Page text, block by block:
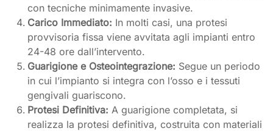
con tecniche minimamente invasive.
Carico Immediato: In molti casi, una protesi
provvisoria fissa viene avvitata agli impianti entro
24-48 ore dall’intervento.
Guarigione e Osteointegrazione: Segue un periodo
in cui l’impianto si integra con l’osso e i tessuti
gengivali guariscono.
Protesi Definitiva: A guarigione completata, si
realizza la protesi definitiva, costruita con materiali